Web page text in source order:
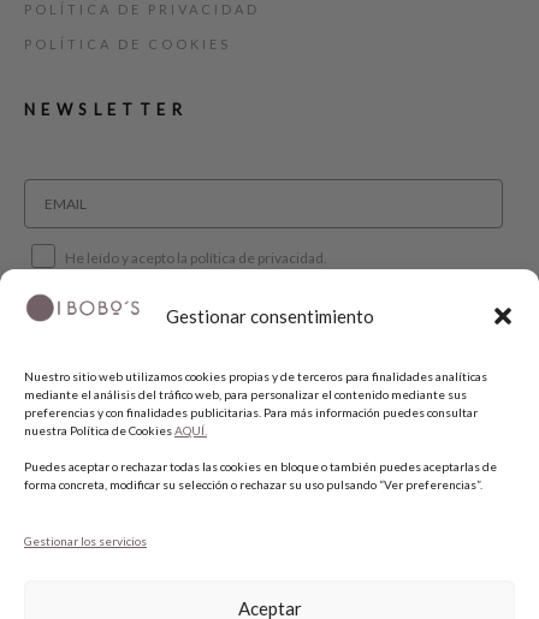
Gestionar consentimiento
Nuestro sitio web utilizamos cookies propias y de terceros para finalidades analíticas
mediante el análisis del tráfico web, para personalizar el contenido mediante sus
preferencias y con finalidades publicitarias. Para más información puedes consultar
nuestra Política de CookiesAQUÍ.
Puedes aceptar o rechazar todas las cookies en bloque o también puedes aceptarlas de
forma concreta, modificar su selección o rechazar su uso pulsando “Ver preferencias”.
Gestionar los servicios
Aceptar
POLÍTICA DE PRIVACIDAD
POLÍTICA DE COOKIES
NEWSLETTER
He leído y acepto la política de privacidad.
SUSCRIBIRME
SÍGUENOS
INSTAGRAM
PINTEREST